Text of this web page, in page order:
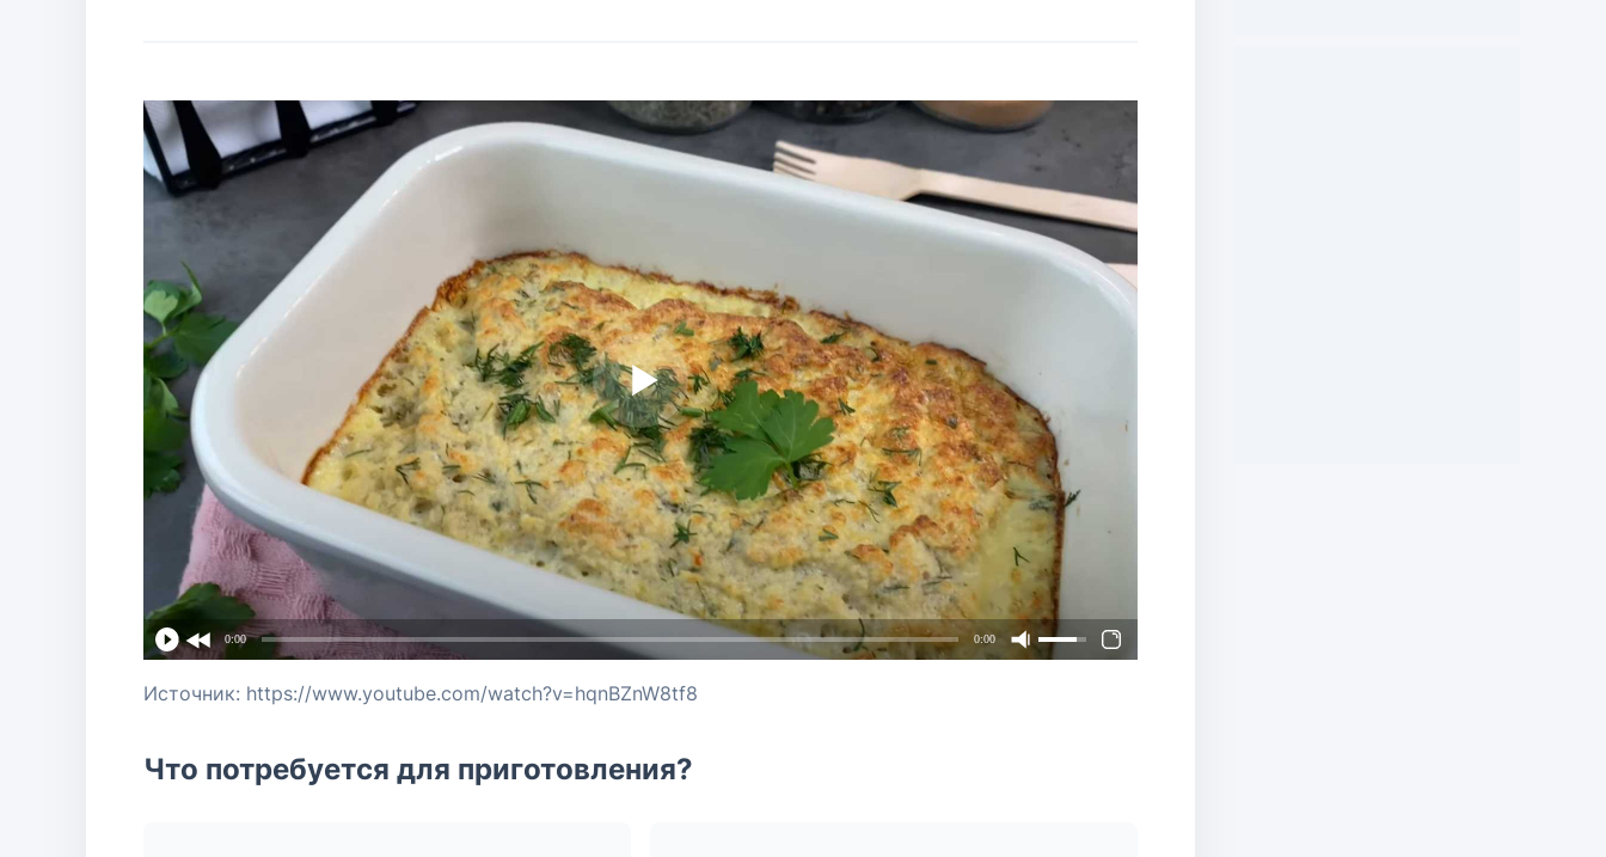
0:00 0:00
Источник: https://www.youtube.com/watch?v=hqnBZnW8tf8
Что потребуется для приготовления?